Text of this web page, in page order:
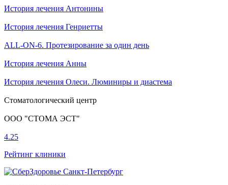
История лечения Антонины
История лечения Генриетты
ALL-ON-6. Протезирование за один день
История лечения Анны
История лечения Олеси. Люминиры и диастема
Стоматологический центр
ООО "СТОМА ЭСТ"
4.25
Рейтинг клиники